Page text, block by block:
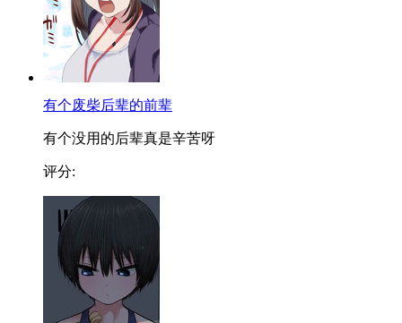
有个废柴后辈的前辈
有个没用的后辈真是辛苦呀
评分: